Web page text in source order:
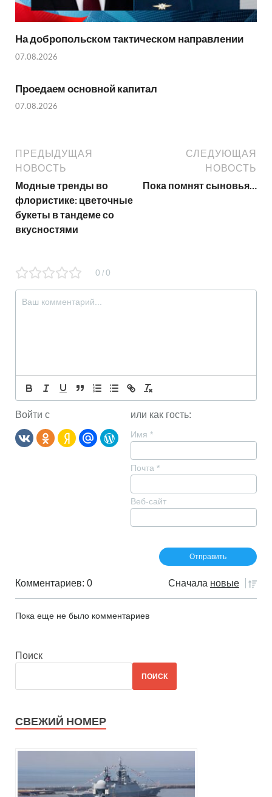
На добропольском тактическом направлении
07.08.2026
Проедаем основной капитал
07.08.2026
ПРЕДЫДУЩАЯ
НОВОСТЬ
Модные тренды во
флористике: цветочные
букеты в тандеме со
вкусностями
СЛЕДУЮЩАЯ
НОВОСТЬ
Пока помнят сыновья…
0 / 0
Войти с или как гость:
Имя *
Почта *
Веб-сайт
Комментариев: 0 Сначала новые
Пока еще не было комментариев
Поиск
ПОИСК
СВЕЖИЙ НОМЕР